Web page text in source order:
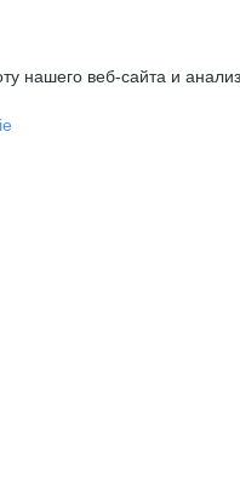
нашего веб-сайта и